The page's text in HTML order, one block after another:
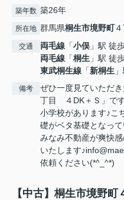
築年数 築26年
所在地 群馬県桐生市境野町
交通 両毛線 「小俣 」駅 徒
両毛線 「桐生 」駅 徒
東武桐生線 「新桐生
備考
ぜひ一度見ていただ
丁目 ４DK＋Ｓ」で
小学校があります♪こ
礎がベタ基礎となっ
みなみ不動産が爽快
いたします
依頼ください(*^_^*)
【中古】桐生市境野